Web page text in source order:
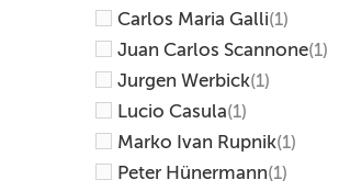
Carlos Maria Galli(1)
Juan Carlos Scannone(1)
Jurgen Werbick(1)
Lucio Casula(1)
Marko Ivan Rupnik(1)
Peter Hünermann(1)